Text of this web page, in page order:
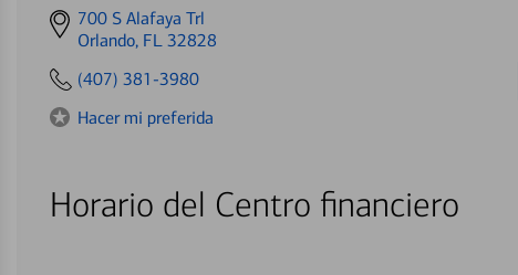
Get
directions
700 S Alafaya Trl
Orlando, FL 32828
(407) 381-3980
Hacer mi preferida
Horario del Centro financiero